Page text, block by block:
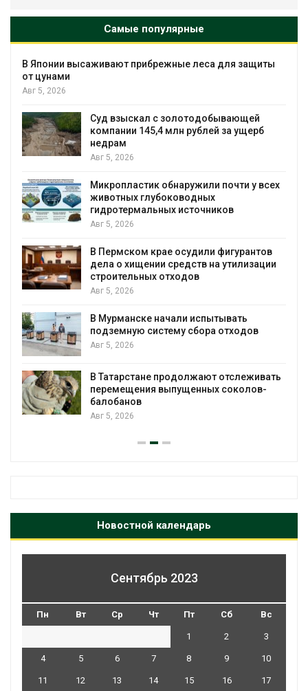
Самые популярные
В Японии высаживают прибрежные леса для защиты
от цунами
Авг 5, 2026
Суд взыскал с золотодобывающей
компании 145,4 млн рублей за ущерб
недрам
Авг 5, 2026
Микропластик обнаружили почти у всех
животных глубоководных
гидротермальных источников
Авг 5, 2026
В Пермском крае осудили фигурантов
дела о хищении средств на утилизации
строительных отходов
Авг 5, 2026
В Мурманске начали испытывать
подземную систему сбора отходов
Авг 5, 2026
В Татарстане продолжают отслеживать
перемещения выпущенных соколов-
балобанов
Авг 5, 2026
Новостной календарь
Сентябрь 2023
Пн Вт Ср Чт Пт Сб Вс
1 2 3
4 5 6 7 8 9 10
11 12 13 14 15 16 17